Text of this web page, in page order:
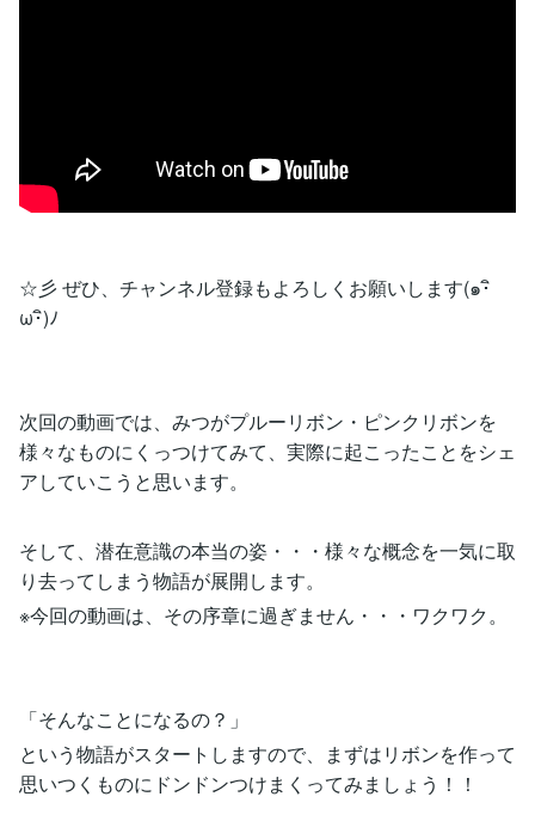
☆彡 ぜひ、チャンネル登録もよろしくお願いします(๑･ิ
ω･ิ)ﾉ
次回の動画では、みつがプルーリボン・ピンクリボンを
様々なものにくっつけてみて、実際に起こったことをシェ
アしていこうと思います。
そして、潜在意識の本当の姿・・・様々な概念を一気に取
り去ってしまう物語が展開します。
※今回の動画は、その序章に過ぎません・・・ワクワク。
「そんなことになるの？」
という物語がスタートしますので、まずはリボンを作って
思いつくものにドンドンつけまくってみましょう！！